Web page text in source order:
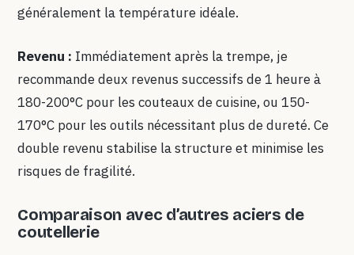
généralement la température idéale.
Revenu : Immédiatement après la trempe, je
recommande deux revenus successifs de 1 heure à
180-200°C pour les couteaux de cuisine, ou 150-
170°C pour les outils nécessitant plus de dureté. Ce
double revenu stabilise la structure et minimise les
risques de fragilité.
Comparaison avec d’autres aciers de
coutellerie